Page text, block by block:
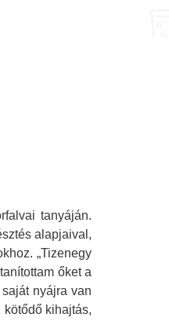
tanyáján.
alapjaival,
„Tizenegy
őket a
nyájra van
kötődő kihajtás,